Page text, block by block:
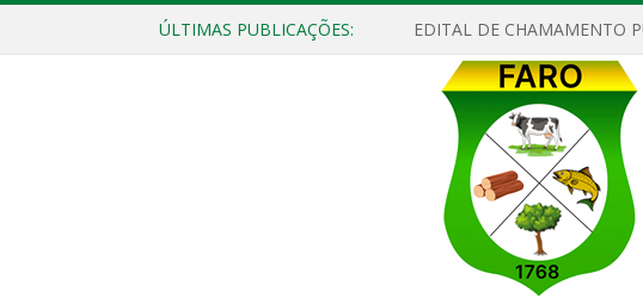
ÚLTIMAS PUBLICAÇÕES: EDITAL DE CHAMAMENTO